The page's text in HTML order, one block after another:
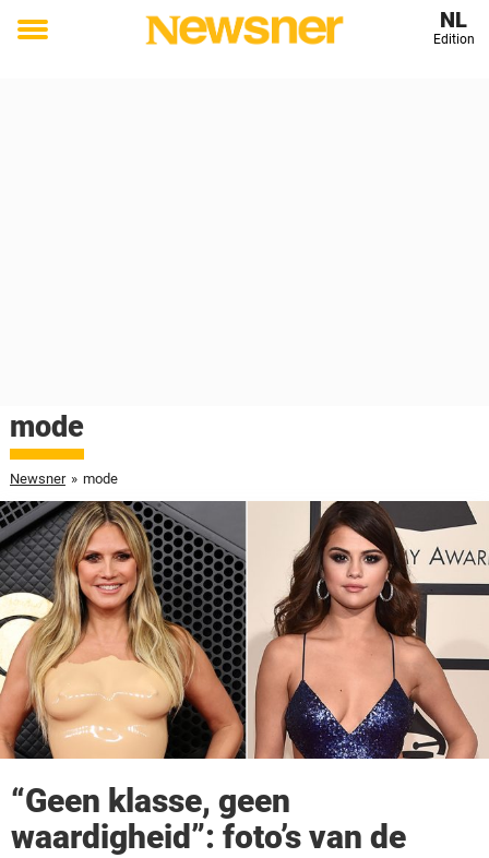
Toggle
NL
Edition
mode
Newsner » mode
“Geen klasse, geen
waardigheid”: foto’s van de